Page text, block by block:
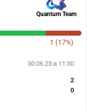
Quantum Team
1 (17%)
30.06.25 в 11:30
2
0